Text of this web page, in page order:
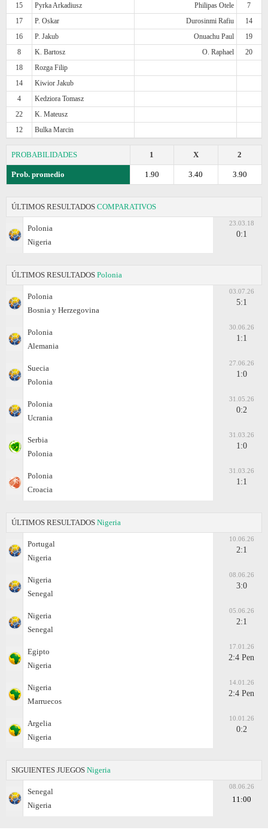
15
Pyrka Arkadiusz Philipas Otele
7
17
P. Oskar Durosinmi Rafiu
14
16
P. Jakub Onuachu Paul
19
8
K. Bartosz O. Raphael
20
18
Rozga Filip
14
Kiwior Jakub
4
Kedziora Tomasz
22
K. Mateusz
12
Bulka Marcin
PROBABILIDADES 2
X
1
Prob. promedio 3.90
3.40
1.90
ÚLTIMOS RESULTADOS COMPARATIVOS
Polonia
Nigeria
23.03.18
0:1
ÚLTIMOS RESULTADOS Polonia
Polonia
Bosnia y Herzegovina
03.07.26
5:1
Polonia
Alemania
30.06.26
1:1
Suecia
Polonia
27.06.26
1:0
Polonia
Ucrania
31.05.26
0:2
Serbia
Polonia
31.03.26
1:0
Polonia
Croacia
31.03.26
1:1
ÚLTIMOS RESULTADOS Nigeria
Portugal
Nigeria
10.06.26
2:1
Nigeria
Senegal
08.06.26
3:0
Nigeria
Senegal
05.06.26
2:1
Egipto
Nigeria
17.01.26
2:4 Pen
Nigeria
Marruecos
14.01.26
2:4 Pen
Argelia
Nigeria
10.01.26
0:2
SIGUIENTES JUEGOS Nigeria
Senegal
Nigeria
08.06.26
11:00